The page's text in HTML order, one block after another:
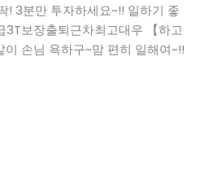
! 3분만 투자하세요~!! 일하기 좋
보장출퇴근차최고대우 【하고
손님 욕하구~맘 편히 일해여~!!